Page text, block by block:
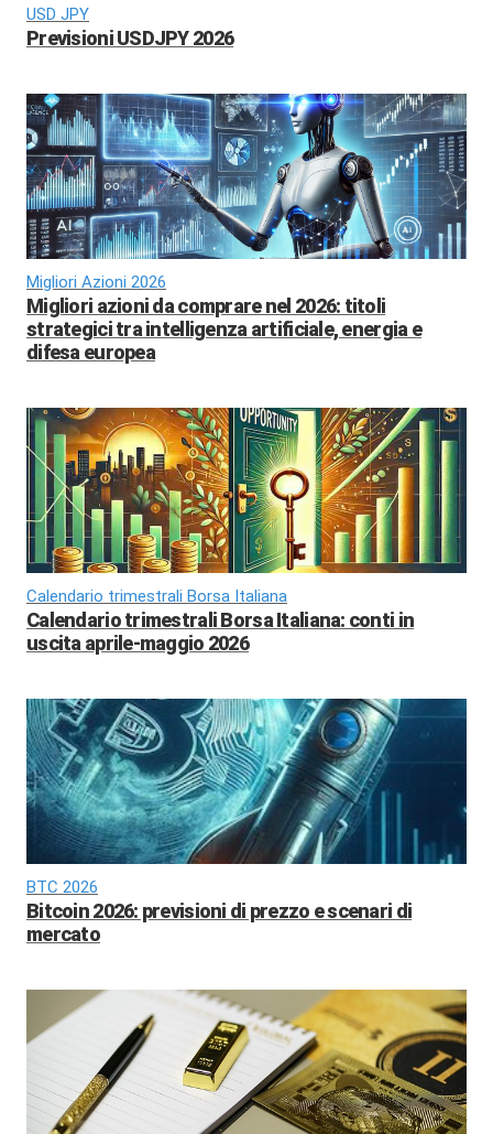
USD JPY
Previsioni USDJPY 2026
Migliori Azioni 2026
Migliori azioni da comprare nel 2026: titoli
strategici tra intelligenza artificiale, energia e
difesa europea
Calendario trimestrali Borsa Italiana
Calendario trimestrali Borsa Italiana: conti in
uscita aprile-maggio 2026
BTC 2026
Bitcoin 2026: previsioni di prezzo e scenari di
mercato